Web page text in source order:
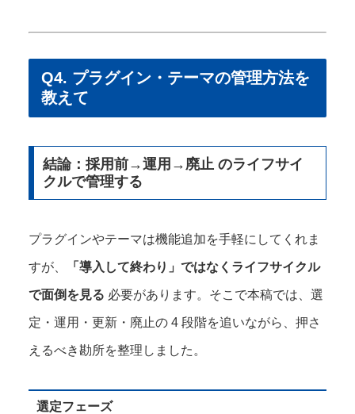
Q4. プラグイン・テーマの管理方法を
教えて
結論：採用前→運用→廃止 のライフサイ
クルで管理する
プラグインやテーマは機能追加を手軽にしてくれま
すが、 「導入して終わり」ではなくライフサイクル
で面倒を見る 必要があります。そこで本稿では、選
定・運用・更新・廃止の 4 段階を追いながら、押さ
えるべき勘所を整理しました。
選定フェーズ